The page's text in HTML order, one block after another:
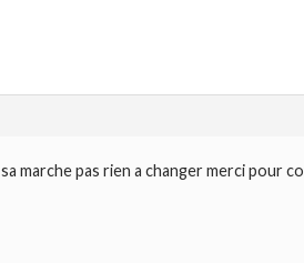
sa marche pas rien a changer merci pour